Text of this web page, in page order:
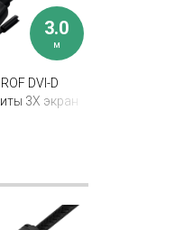
3.0
м
DVI-D
3X экран